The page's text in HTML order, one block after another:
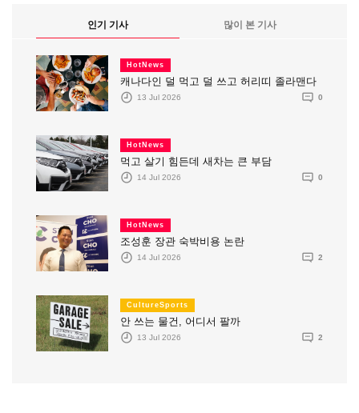
인기 기사 많이 본 기사
HotNews
캐나다인 덜 먹고 덜 쓰고 허리띠 졸라맨다
13 Jul 2026 0
HotNews
먹고 살기 힘든데 새차는 큰 부담
14 Jul 2026 0
HotNews
조성훈 장관 숙박비용 논란
14 Jul 2026 2
CultureSports
안 쓰는 물건, 어디서 팔까
13 Jul 2026 2